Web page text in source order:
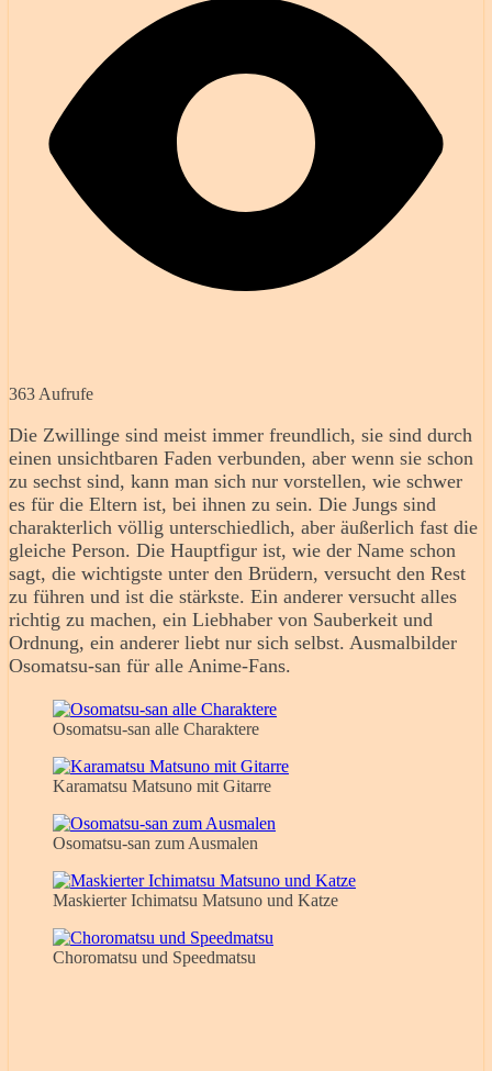
363 Aufrufe
Die Zwillinge sind meist immer freundlich, sie sind durch
einen unsichtbaren Faden verbunden, aber wenn sie schon
zu sechst sind, kann man sich nur vorstellen, wie schwer
es für die Eltern ist, bei ihnen zu sein. Die Jungs sind
charakterlich völlig unterschiedlich, aber äußerlich fast die
gleiche Person. Die Hauptfigur ist, wie der Name schon
sagt, die wichtigste unter den Brüdern, versucht den Rest
zu führen und ist die stärkste. Ein anderer versucht alles
richtig zu machen, ein Liebhaber von Sauberkeit und
Ordnung, ein anderer liebt nur sich selbst. Ausmalbilder
Osomatsu-san für alle Anime-Fans.
Osomatsu-san alle Charaktere
Karamatsu Matsuno mit Gitarre
Osomatsu-san zum Ausmalen
Maskierter Ichimatsu Matsuno und Katze
Choromatsu und Speedmatsu